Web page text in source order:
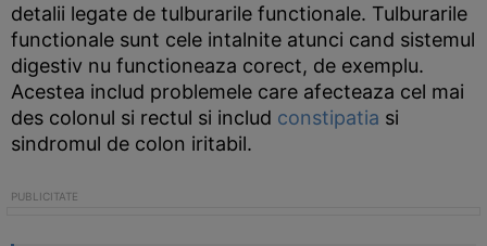
detalii legate de tulburarile functionale. Tulburarile
functionale sunt cele intalnite atunci cand sistemul
digestiv nu functioneaza corect, de exemplu.
Acestea includ problemele care afecteaza cel mai
des colonul si rectul si includ constipatia si
sindromul de colon iritabil.